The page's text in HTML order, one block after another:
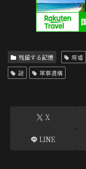
残留する記憶 廃墟
謎
軍事遺構
X
LINE